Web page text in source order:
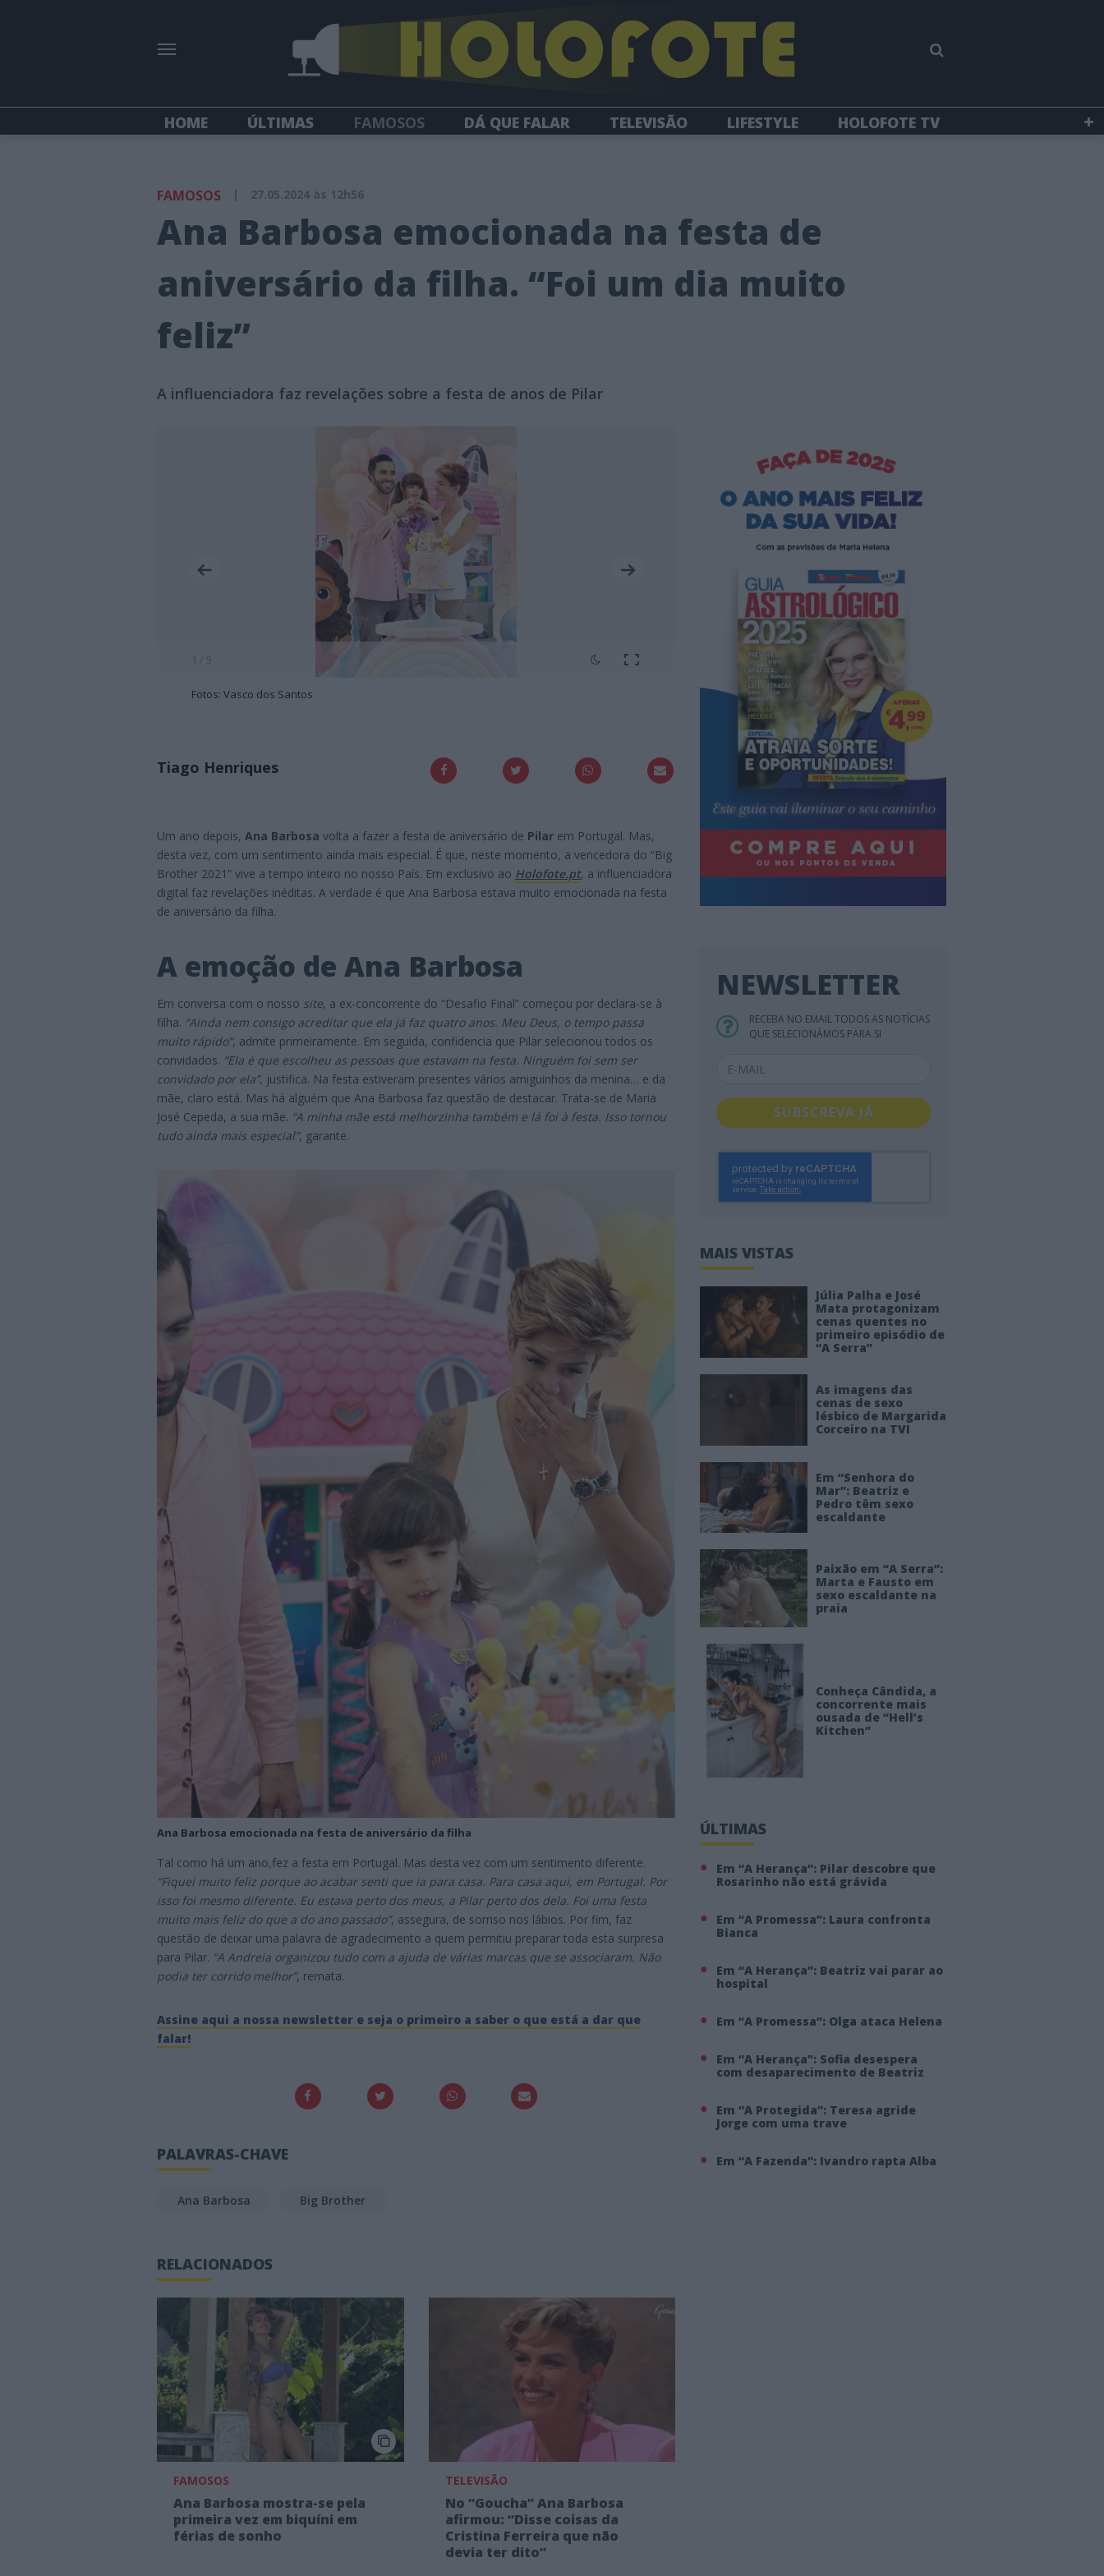
HOME ÚLTIMAS FAMOSOS DÁ QUE FALAR TELEVISÃO LIFESTYLE
HOLOFOTE TV
FAMOSOS | 27.05.2024 às 12h56
Ana Barbosa emocionada na festa de
aniversário da filha. “Foi um dia muito
feliz”
A influenciadora faz revelações sobre a festa de anos de Pilar
1 / 5
Fotos: Vasco dos Santos
Tiago Henriques
Um ano depois, Ana Barbosa volta a fazer a festa de aniversário de Pilar em Portugal. Mas,
desta vez, com um sentimento ainda mais especial. É que, neste momento, a vencedora do “Big
Brother 2021” vive a tempo inteiro no nosso País. Em exclusivo ao Holofote.pt, a influenciadora
digital faz revelações inéditas. A verdade é que Ana Barbosa estava muito emocionada na festa
de aniversário da filha.
A emoção de Ana Barbosa
Em conversa com o nosso site, a ex-concorrente do “Desafio Final” começou por declara-se à
filha. “Ainda nem consigo acreditar que ela já faz quatro anos. Meu Deus, o tempo passa
muito rápido”, admite primeiramente. Em seguida, confidencia que Pilar selecionou todos os
convidados. “Ela é que escolheu as pessoas que estavam na festa. Ninguém foi sem ser
convidado por ela”, justifica. Na festa estiveram presentes vários amiguinhos da menina… e da
mãe, claro está. Mas há alguém que Ana Barbosa faz questão de destacar. Trata-se de Maria
José Cepeda, a sua mãe. “A minha mãe está melhorzinha também e lá foi à festa. Isso tornou
tudo ainda mais especial”, garante.
Ana Barbosa emocionada na festa de aniversário da filha
Tal como há um ano,fez a festa em Portugal. Mas desta vez com um sentimento diferente.
“Fiquei muito feliz porque ao acabar senti que ia para casa. Para casa aqui, em Portugal. Por
isso foi mesmo diferente. Eu estava perto dos meus, a Pilar perto dos dela. Foi uma festa
muito mais feliz do que a do ano passado”, assegura, de sorriso nos lábios. Por fim, faz
questão de deixar uma palavra de agradecimento a quem permitiu preparar toda esta surpresa
para Pilar. “A Andreia organizou tudo com a ajuda de várias marcas que se associaram. Não
podia ter corrido melhor”, remata.
Assine aqui a nossa newsletter e seja o primeiro a saber o que está a dar que
falar!
PALAVRAS-CHAVE
Ana Barbosa Big Brother
RELACIONADOS
FAMOSOS
Ana Barbosa mostra-se pela
primeira vez em biquíni em
férias de sonho
TELEVISÃO
No “Goucha” Ana Barbosa
afirmou: “Disse coisas da
Cristina Ferreira que não
devia ter dito”
NEWSLETTER
RECEBA NO EMAIL TODOS AS NOTÍCIAS
QUE SELECIONÁMOS PARA SI
SUBSCREVA JÁ
MAIS VISTAS
Júlia Palha e José
Mata protagonizam
cenas quentes no
primeiro episódio de
“A Serra”
As imagens das
cenas de sexo
lésbico de Margarida
Corceiro na TVI
Em “Senhora do
Mar”: Beatriz e
Pedro têm sexo
escaldante
Paixão em “A Serra”:
Marta e Fausto em
sexo escaldante na
praia
Conheça Cândida, a
concorrente mais
ousada de “Hell’s
Kitchen”
ÚLTIMAS
Em “A Herança”: Pilar descobre que
Rosarinho não está grávida
Em “A Promessa”: Laura confronta
Bianca
Em “A Herança”: Beatriz vai parar ao
hospital
Em “A Promessa”: Olga ataca Helena
Em “A Herança”: Sofia desespera
com desaparecimento de Beatriz
Em “A Protegida”: Teresa agride
Jorge com uma trave
Em “A Fazenda”: Ivandro rapta Alba